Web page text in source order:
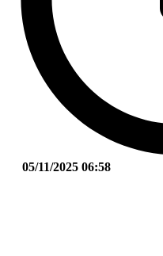
05/11/2025 06:58